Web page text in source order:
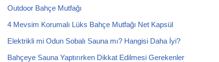
Outdoor Bahçe Mutfağı
4 Mevsim Korumalı Lüks Bahçe Mutfağı Net Kapsül
Elektrikli mi Odun Sobalı Sauna mı? Hangisi Daha İyi?
Bahçeye Sauna Yaptırırken Dikkat Edilmesi Gerekenler